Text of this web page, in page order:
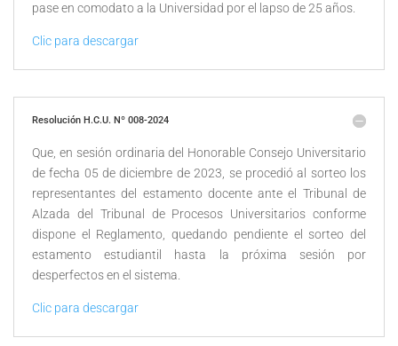
pase en comodato a la Universidad por el lapso de 25 años.
Clic para descargar
Resolución H.C.U. Nº 008-2024
Que, en sesión ordinaria del Honorable Consejo Universitario
de fecha 05 de diciembre de 2023, se procedió al sorteo los
representantes del estamento docente ante el Tribunal de
Alzada del Tribunal de Procesos Universitarios conforme
dispone el Reglamento, quedando pendiente el sorteo del
estamento estudiantil hasta la próxima sesión por
desperfectos en el sistema.
Clic para descargar